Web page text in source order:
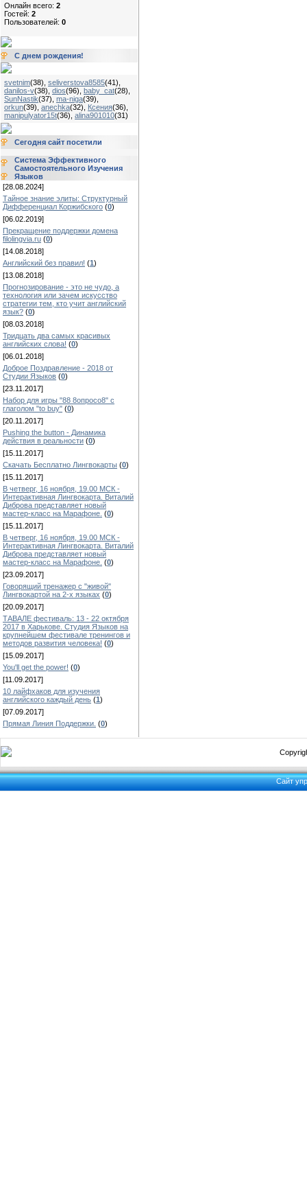
Онлайн всего: 2
Гостей: 2
Пользователей: 0
С днем рождения!
svetnim(38) seliverstova8585(41)
danilos-v(38) dios(96) baby_cat(28)
SunNastik(37) ma-niga(39)
orkun(39) anechka(32) Ксения(36)
manipulyator15t(36) alina901010(31)
Сегодня сайт посетили
Система Эффективного
Самостоятельного Изучения
Языков
[28.08.2024]
Тайное знание элиты: Структурный
Дифференциал Коржибского (0)
[06.02.2019]
Прекращение поддержки домена
filolingvia.ru (0)
[14.08.2018]
Английский без правил! (1)
[13.08.2018]
Прогнозирование - это не чудо, а
технология или зачем искусство
стратегии тем, кто учит английский
язык? (0)
[08.03.2018]
Тридцать два самых красивых
английских слова! (0)
[06.01.2018]
Доброе Поздравление - 2018 от
Студии Языков (0)
[23.11.2017]
Набор для игры "88 8опросо8" с
глаголом "to buy" (0)
[20.11.2017]
Pushing the button - Динамика
действия в реальности (0)
[15.11.2017]
Скачать Бесплатно Лингвокарты (0)
[15.11.2017]
В четверг, 16 ноября, 19.00 МСК -
Интерактивная Лингвокарта. Виталий
Диброва представляет новый
мастер-класс на Марафоне. (0)
[15.11.2017]
В четверг, 16 ноября, 19.00 МСК -
Интерактивная Лингвокарта. Виталий
Диброва представляет новый
мастер-класс на Марафоне. (0)
[23.09.2017]
Говорящий тренажер с "живой"
Лингвокартой на 2-х языках (0)
[20.09.2017]
ТАВАЛЕ фестиваль: 13 - 22 октября
2017 в Харькове. Студия Языков на
крупнейшем фестивале тренингов и
методов развития человека! (0)
[15.09.2017]
You'll get the power! (0)
[11.09.2017]
10 лайфхаков для изучения
английского каждый день (1)
[07.09.2017]
Прямая Линия Поддержки. (0)
Сайт